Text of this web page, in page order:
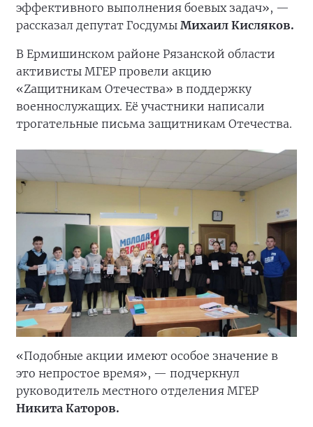
эффективного выполнения боевых задач», —
рассказал депутат Госдумы Михаил Кисляков.
В Ермишинском районе Рязанской области
активисты МГЕР провели акцию
«Zащитникам Отечества» в поддержку
военнослужащих. Её участники написали
трогательные письма защитникам Отечества.
«Подобные акции имеют особое значение в
это непростое время», — подчеркнул
руководитель местного отделения МГЕР
Никита Каторов.